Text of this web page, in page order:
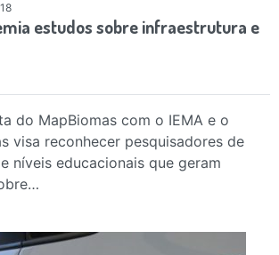
estudos sobre infraestrutura e
do MapBiomas com o IEMA e o
visa reconhecer pesquisadores de
níveis educacionais que geram